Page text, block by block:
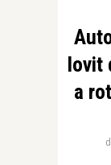
lovit
a